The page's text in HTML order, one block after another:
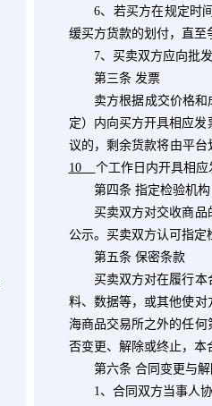
6、若买方在规定时
缓买方货款的划付，直至
7、买卖双方应向批
第三条 发票
卖方根据成交价格和
定）内向买方开具相应
议的，剩余货款将由平
10 个工作日内开具相应
第四条 指定检验机构
买卖双方对交收商品的
公示。买卖双方认可指定
第五条 保密条款
买卖双方对在履行本合
料、数据等，或其他使
海商品交易所之外的任
否变更、解除或终止，本
第六条 合同变更与解
1、合同双方当事人